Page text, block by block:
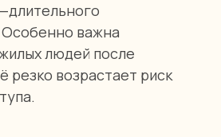
Особенно важна
людей после
резко возрастает риск